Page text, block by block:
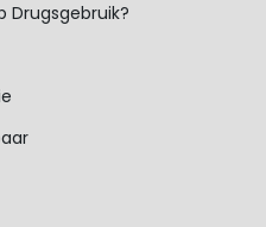
Drugsgebruik?